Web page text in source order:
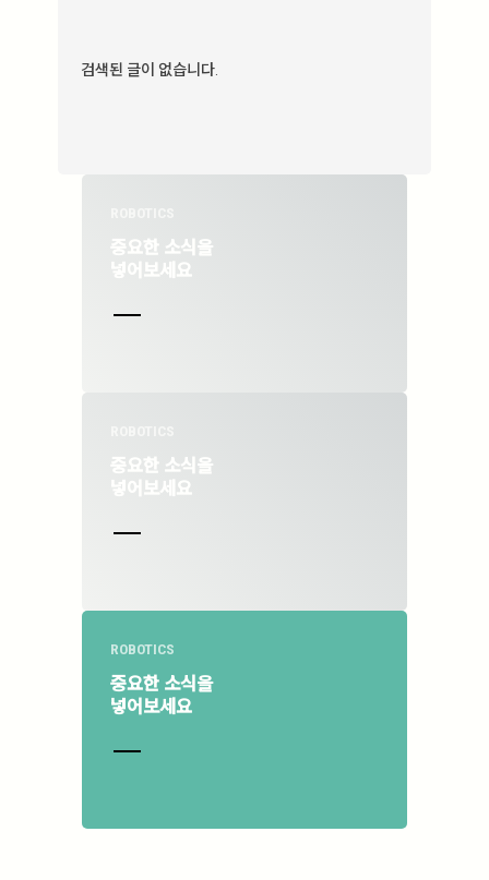
검색된 글이 없습니다.
중요한 소식을
넣어보세요
중요한 소식을
넣어보세요
ROBOTICS
중요한 소식을
넣어보세요